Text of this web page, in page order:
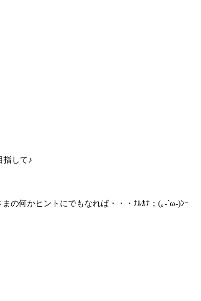
指して♪
の何かヒントにでもなれば・・・ﾅﾙｶﾅ；(｡-`ω-)ﾝｰ